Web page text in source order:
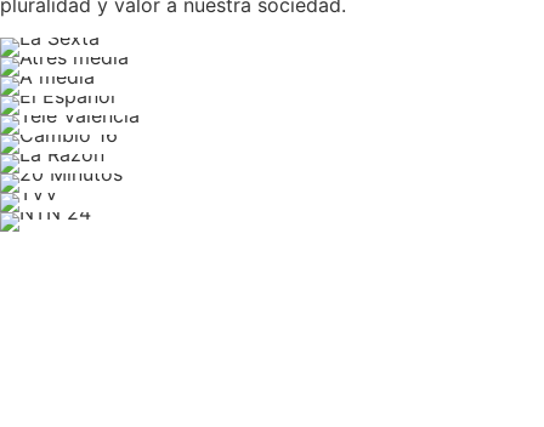
pluralidad y valor a nuestra sociedad.